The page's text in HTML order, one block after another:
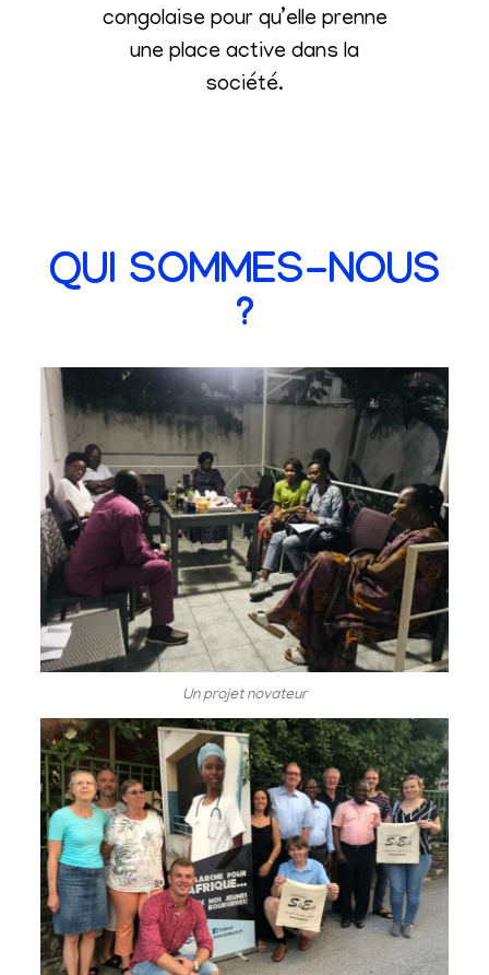
congolaise pour qu’elle prenne
une place active dans la
société.
QUI SOMMES-NOUS
?
Un projet novateur